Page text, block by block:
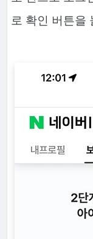
로 확인 버튼을